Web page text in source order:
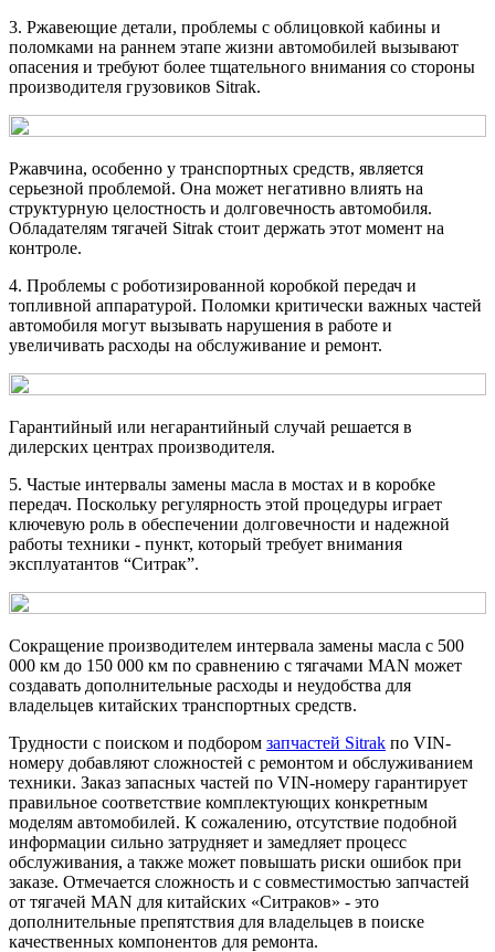
3. Ржавеющие детали, проблемы с облицовкой кабины и
поломками на раннем этапе жизни автомобилей вызывают
опасения и требуют более тщательного внимания со стороны
производителя грузовиков Sitrak.
Ржавчина, особенно у транспортных средств, является
серьезной проблемой. Она может негативно влиять на
структурную целостность и долговечность автомобиля.
Обладателям тягачей Sitrak стоит держать этот момент на
контроле.
4. Проблемы с роботизированной коробкой передач и
топливной аппаратурой. Поломки критически важных частей
автомобиля могут вызывать нарушения в работе и
увеличивать расходы на обслуживание и ремонт.
Гарантийный или негарантийный случай решается в
дилерских центрах производителя.
5. Частые интервалы замены масла в мостах и в коробке
передач. Поскольку регулярность этой процедуры играет
ключевую роль в обеспечении долговечности и надежной
работы техники - пункт, который требует внимания
эксплуатантов “Ситрак”.
Сокращение производителем интервала замены масла с 500
000 км до 150 000 км по сравнению с тягачами MAN может
создавать дополнительные расходы и неудобства для
владельцев китайских транспортных средств.
Трудности с поиском и подбором запчастей Sitrak по VIN-
номеру добавляют сложностей с ремонтом и обслуживанием
техники. Заказ запасных частей по VIN-номеру гарантирует
правильное соответствие комплектующих конкретным
моделям автомобилей. К сожалению, отсутствие подобной
информации сильно затрудняет и замедляет процесс
обслуживания, а также может повышать риски ошибок при
заказе. Отмечается сложность и с совместимостью запчастей
от тягачей MAN для китайских «Ситраков» - это
дополнительные препятствия для владельцев в поиске
качественных компонентов для ремонта.